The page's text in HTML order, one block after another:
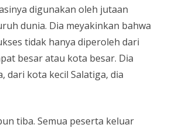
digunakan oleh jutaan
dunia. Dia meyakinkan bahwa
tidak hanya diperoleh dari
besar atau kota besar. Dia
dari kota kecil Salatiga, dia
tiba. Semua peserta keluar